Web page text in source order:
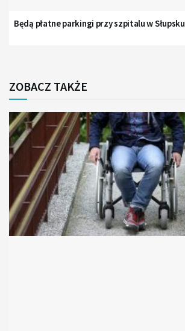
Będą płatne parkingi przy szpitalu w Słupsku
ZOBACZ TAKŻE